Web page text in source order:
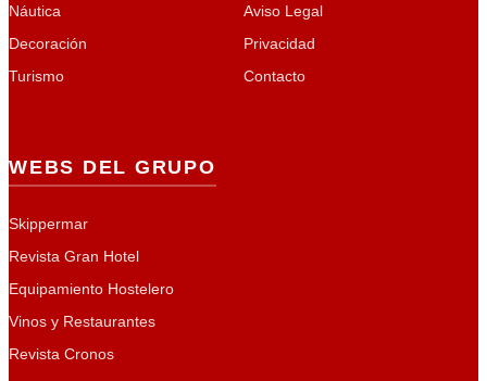
Náutica
Decoración
Turismo
Aviso Legal
Privacidad
Contacto
WEBS DEL GRUPO
Skippermar
Revista Gran Hotel
Equipamiento Hostelero
Vinos y Restaurantes
Revista Cronos